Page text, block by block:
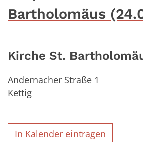
Bartholomäus
Kirche St.
Andernacher Straße 1
Kettig
In Kalender eintragen